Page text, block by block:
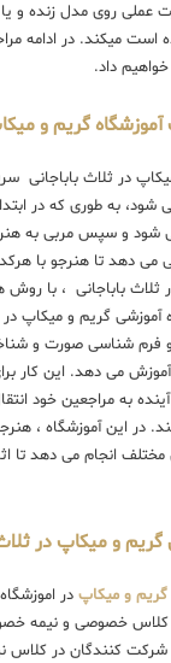
عملی روی مدل زنده و یا
است میکند. در ادامه
داد.
گریم و
در ثلاث باباجانی
به طوری که در ابتدا
شود و سپس مربی به
دهد تا هنرجو با
باباجانی ، با روش
گریم و میکاپ در
فرم شناسی صورت و
آموزش می دهد. این کار
به مراجعین خود
در این آموزشگاه ،
انجام می دهد تا اثر
و میکاپ در ثلاث
و میکاپدر اموزشگاه
کلاس خصوصی و نیمه
شرکت کنندگان در